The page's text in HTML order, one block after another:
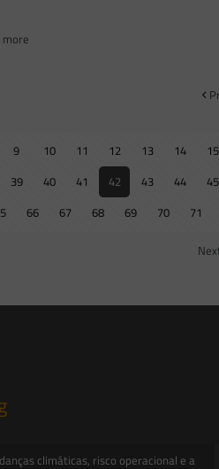
more
9 10 11 12 13 14 15
39 40 41 42 43 44 45
66 67 68 69 70 71
climáticas, risco operacional e a